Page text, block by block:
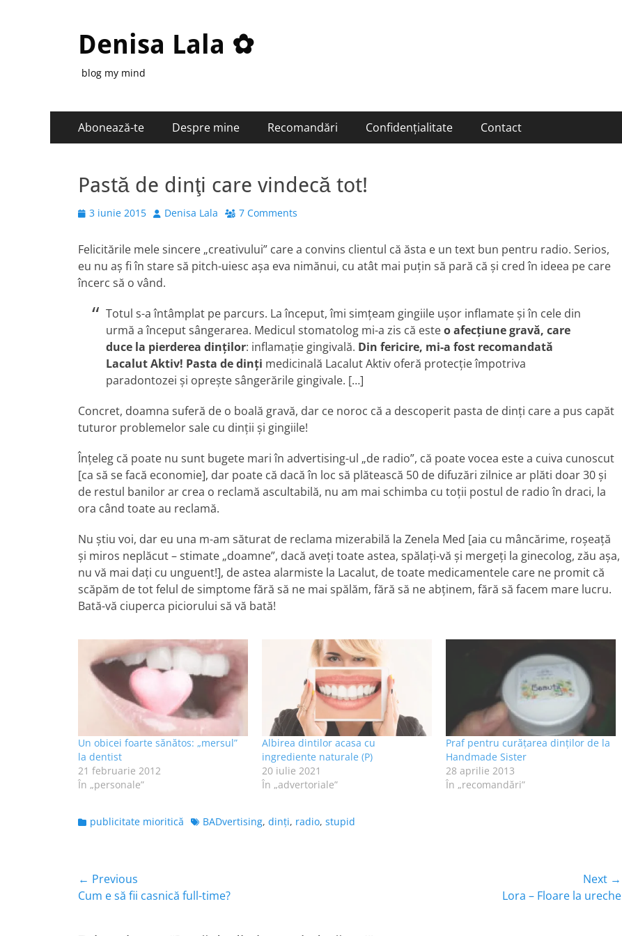
Denisa Lala ✿
blog my mind
Primary
Menu
Abonează-te Despre mine Recomandări Confidențialitate Contact
Pastă de dinţi care vindecă tot!
Posted
3 iunie 2015 Author
Denisa Lala 7 Comments
Felicitările mele sincere „creativului” care a convins clientul că ăsta e un text bun pentru radio. Serios,
eu nu aş fi în stare să pitch-uiesc aşa eva nimănui, cu atât mai puţin să pară că şi cred în ideea pe care
încerc să o vând.
Totul s-a întâmplat pe parcurs. La început, îmi simţeam gingiile uşor inflamate şi în cele din
urmă a început sângerarea. Medicul stomatolog mi-a zis că esteo afecţiune gravă, care
duce la pierderea dinţilor: inflamaţie gingivală. Din fericire, mi-a fost recomandată
Lacalut Aktiv! Pasta de dinţi medicinală Lacalut Aktiv oferă protecţie împotriva
paradontozei şi opreşte sângerările gingivale. […]
Concret, doamna suferă de o boală gravă, dar ce noroc că a descoperit pasta de dinţi care a pus capăt
tuturor problemelor sale cu dinţii şi gingiile!
Înţeleg că poate nu sunt bugete mari în advertising-ul „de radio”, că poate vocea este a cuiva cunoscut
[ca să se facă economie], dar poate că dacă în loc să plătească 50 de difuzări zilnice ar plăti doar 30 şi
de restul banilor ar crea o reclamă ascultabilă, nu am mai schimba cu toţii postul de radio în draci, la
ora când toate au reclamă.
Nu ştiu voi, dar eu una m-am săturat de reclama mizerabilă la Zenela Med [aia cu mâncărime, roşeaţă
şi miros neplăcut – stimate „doamne”, dacă aveţi toate astea, spălaţi-vă şi mergeţi la ginecolog, zău aşa,
nu vă mai daţi cu unguent!], de astea alarmiste la Lacalut, de toate medicamentele care ne promit că
scăpăm de tot felul de simptome fără să ne mai spălăm, fără să ne abţinem, fără să facem mare lucru.
Bată-vă ciuperca piciorului să vă bată!
Un obicei foarte sănătos: „mersul”
la dentist
21 februarie 2012
În „personale”
Albirea dintilor acasa cu
ingrediente naturale (P)
20 iulie 2021
În „advertoriale”
Praf pentru curăţarea dinţilor de la
Handmade Sister
28 aprilie 2013
În „recomandări”
Categories
publicitate mioritică TagsBADvertising, dinți, radio, stupid
Navigare
în
← Previous
Previous
Cum e să fii casnică full-time?
Next →
Lora – Floare la ureche